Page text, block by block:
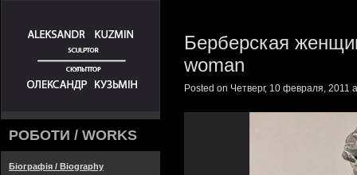
РОБОТИ / WORKS
Біографія / Biography
Берберская
woman
Posted on Четверг, 10 февраля, 2011